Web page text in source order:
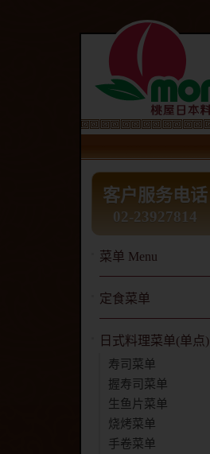
客户服务电话
02-23927814
菜单 Menu
定食菜单
日式料理菜单(单点)
寿司菜单
握寿司菜单
生鱼片菜单
烧烤菜单
手卷菜单